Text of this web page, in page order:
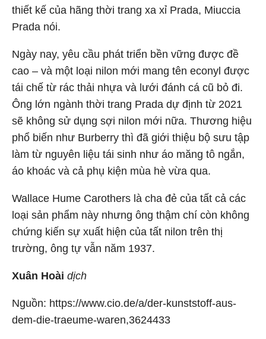
thiết kế của hãng thời trang xa xỉ Prada, Miuccia
Prada nói.
Ngày nay, yêu cầu phát triển bền vững được đề
cao – và một loại nilon mới mang tên econyl được
tái chế từ rác thải nhựa và lưới đánh cá cũ bỏ đi.
Ông lớn ngành thời trang Prada dự định từ 2021
sẽ không sử dụng sợi nilon mới nữa. Thương hiệu
phổ biến như Burberry thì đã giới thiệu bộ sưu tập
làm từ nguyên liệu tái sinh như áo măng tô ngắn,
áo khoác và cả phụ kiện mùa hè vừa qua.
Wallace Hume Carothers là cha đẻ của tất cả các
loại sản phẩm này nhưng ông thậm chí còn không
chứng kiến sự xuất hiện của tất nilon trên thị
trường, ông tự vẫn năm 1937.
Xuân Hoài dịch
Nguồn: https://www.cio.de/a/der-kunststoff-aus-
dem-die-traeume-waren,3624433